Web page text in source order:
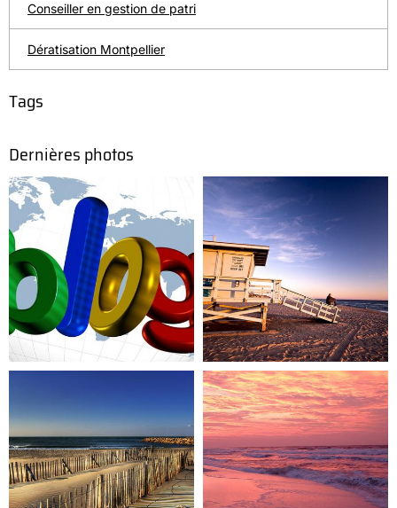
Conseiller en gestion de patri
Dératisation Montpellier
Tags
Dernières photos